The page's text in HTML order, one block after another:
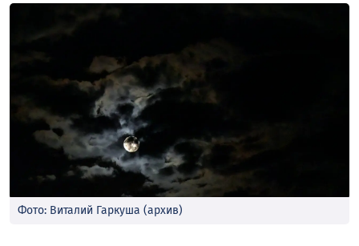
Фото: Виталий Гаркуша (архив)